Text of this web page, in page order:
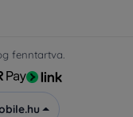
fenntartva.